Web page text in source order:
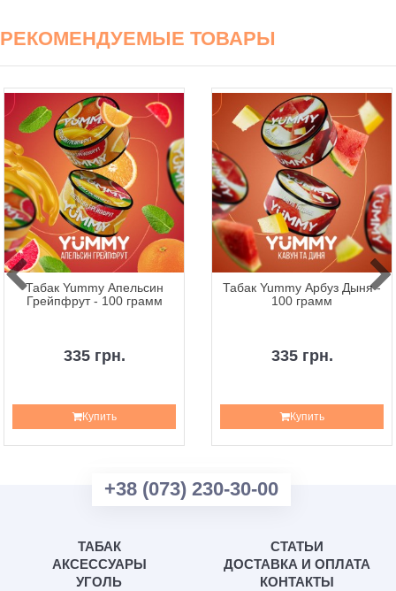
РЕКОМЕНДУЕМЫЕ ТОВАРЫ
Табак Yummy Апельсин
Грейпфрут - 100 грамм
335 грн.
Купить
Табак Yummy Арбуз Дыня -
100 грамм
335 грн.
Купить
+38 (073) 230-30-00
ТАБАК
АКСЕССУАРЫ
УГОЛЬ
СТАТЬИ
ДОСТАВКА И ОПЛАТА
КОНТАКТЫ